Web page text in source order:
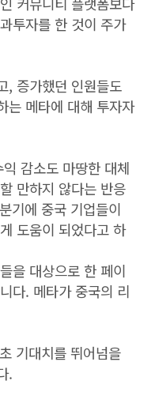
투자를 한 것이 주가
, 증가했던 인원들도
는 메타에 대해 투자자
감소도 마땅한 대체
만하지 않다는 반응
기에 중국 기업들이
도움이 되었다고 하
을 대상으로 한 페이
다. 메타가 중국의 리
기대치를 뛰어넘을
.